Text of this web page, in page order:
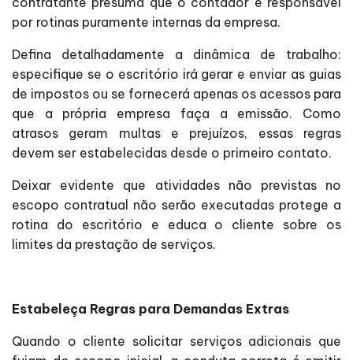
por rotinas puramente internas da empresa.
Defina detalhadamente a dinâmica de trabalho:
especifique se o escritório irá gerar e enviar as guias
de impostos ou se fornecerá apenas os acessos para
que a própria empresa faça a emissão. Como
atrasos geram multas e prejuízos, essas regras
devem ser estabelecidas desde o primeiro contato.
Deixar evidente que atividades não previstas no
escopo contratual não serão executadas protege a
rotina do escritório e educa o cliente sobre os
limites da prestação de serviços.
Estabeleça Regras para Demandas Extras
Quando o cliente solicitar serviços adicionais que